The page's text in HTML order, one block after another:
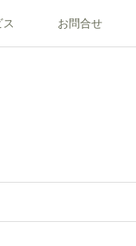
お問合せ